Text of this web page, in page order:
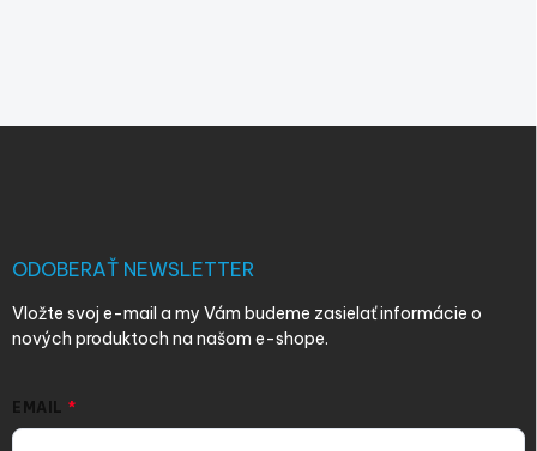
ODOBERAŤ NEWSLETTER
Vložte svoj e-mail a my Vám budeme zasielať informácie o
nových produktoch na našom e-shope.
EMAIL